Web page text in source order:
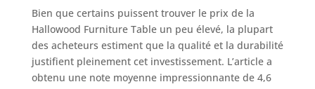
espace.
Assemblage et
entretien faciles :
entièrement
assemblées pour
une utilisation
Bien que certains puissent trouver le prix de la
Hallowood Furniture Table un peu élevé, la plupart
des acheteurs estiment que la qualité et la durabilité
justifient pleinement cet investissement. L’article a
obtenu une note moyenne impressionnante de 4,6